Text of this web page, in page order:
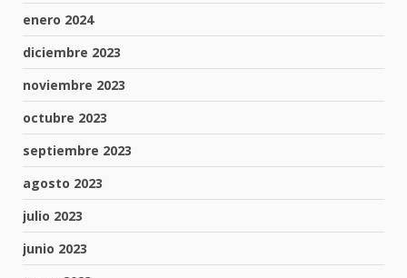
enero 2024
diciembre 2023
noviembre 2023
octubre 2023
septiembre 2023
agosto 2023
julio 2023
junio 2023